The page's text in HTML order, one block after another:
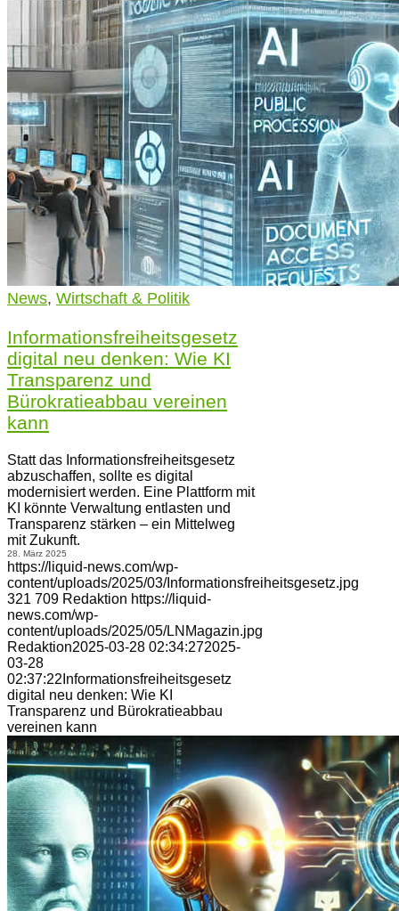
News, Wirtschaft & Politik
Informationsfreiheitsgesetz
digital neu denken: Wie KI
Transparenz und
Bürokratieabbau vereinen
kann
Statt das Informationsfreiheitsgesetz
abzuschaffen, sollte es digital
modernisiert werden. Eine Plattform mit
KI könnte Verwaltung entlasten und
Transparenz stärken – ein Mittelweg
mit Zukunft.
28. März 2025
https://liquid-news.com/wp-
content/uploads/2025/03/Informationsfreiheitsgesetz.jpg
321 709 Redaktion https://liquid-
news.com/wp-
content/uploads/2025/05/LNMagazin.jpg
Redaktion2025-03-28 02:34:272025-
03-28
02:37:22 Informationsfreiheitsgesetz
digital neu denken: Wie KI
Transparenz und Bürokratieabbau
vereinen kann